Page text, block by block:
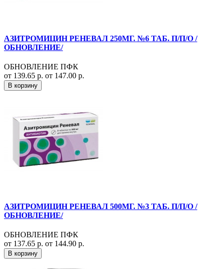
АЗИТРОМИЦИН РЕНЕВАЛ 250МГ. №6 ТАБ. П/П/О /
ОБНОВЛЕНИЕ/
ОБНОВЛЕНИЕ ПФК
от 139.65 р. от 147.00 р.
В корзину
АЗИТРОМИЦИН РЕНЕВАЛ 500МГ. №3 ТАБ. П/П/О /
ОБНОВЛЕНИЕ/
ОБНОВЛЕНИЕ ПФК
от 137.65 р. от 144.90 р.
В корзину